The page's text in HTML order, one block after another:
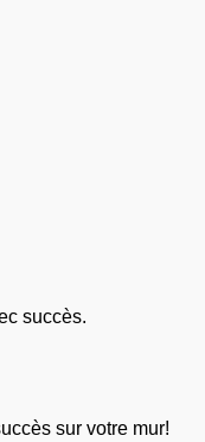
succès.
sur votre mur!